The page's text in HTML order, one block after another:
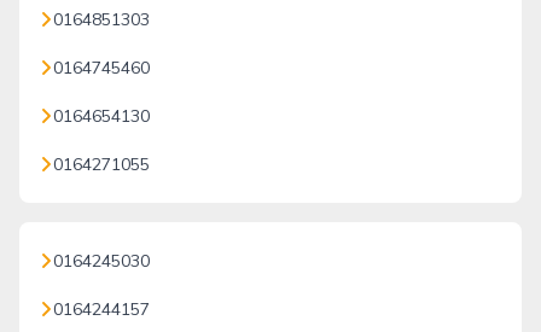
0164851303
0164745460
0164654130
0164271055
0164245030
0164244157